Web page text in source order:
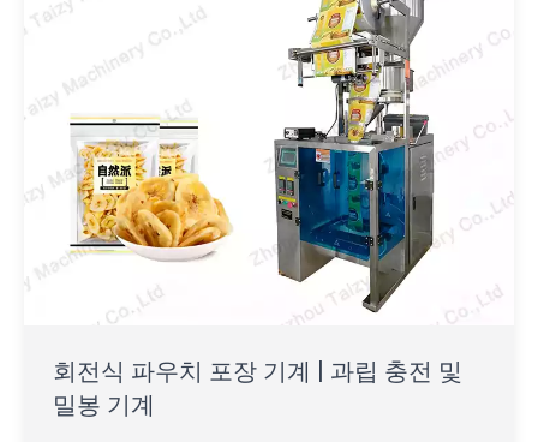
회전식 파우치 포장 기계 | 과립 충전 및
밀봉 기계